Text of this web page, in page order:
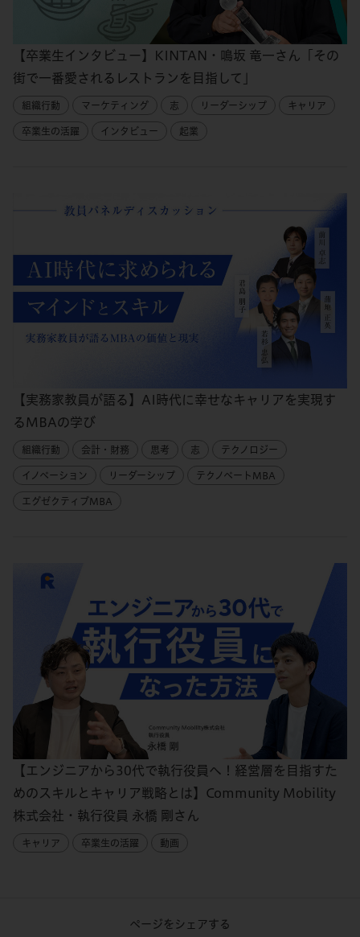
【卒業生インタビュー】KINTAN・鳴坂 竜一さん「その
街で一番愛されるレストランを目指して」
組織行動 マーケティング 志 リーダーシップ キャリア
卒業生の活躍 インタビュー 起業
【実務家教員が語る】AI時代に幸せなキャリアを実現す
るMBAの学び
組織行動 会計・財務 思考 志 テクノロジー
イノベーション リーダーシップ テクノベートMBA
エグゼクティブMBA
【エンジニアから30代で執行役員へ！経営層を目指すた
めのスキルとキャリア戦略とは】Community Mobility
株式会社・執行役員 永橋 剛さん
キャリア 卒業生の活躍 動画
ページをシェアする